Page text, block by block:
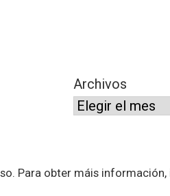
Archivos
Para obter máis